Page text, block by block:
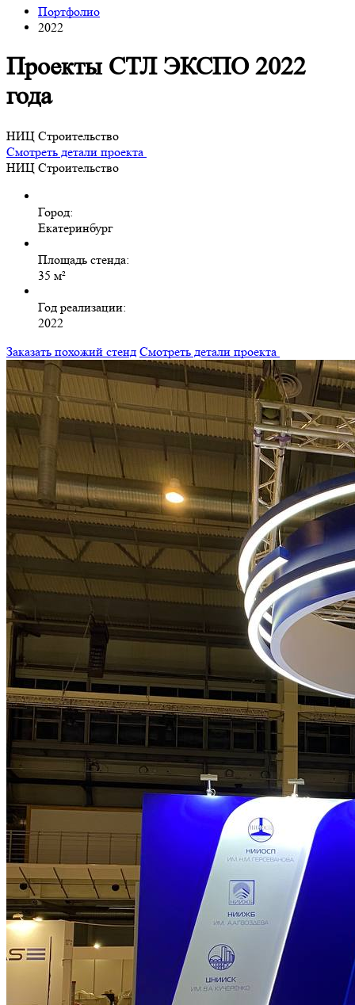
Портфолио
2022
Проекты СТЛ ЭКСПО 2022
года
НИЦ Строительство
Смотреть детали проекта
НИЦ Строительство
Город:
Екатеринбург
Площадь стенда:
35 м²
Год реализации:
2022
Заказать похожий стенд Смотреть детали проекта